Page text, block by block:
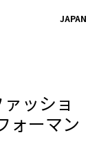
JAPAN
ッショ
ォーマン